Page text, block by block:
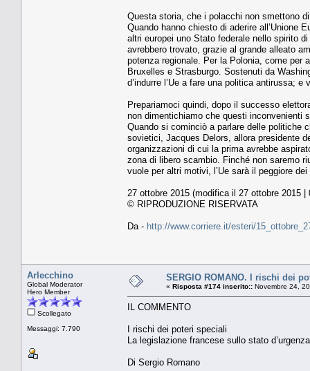
Questa storia, che i polacchi non smettono
Quando hanno chiesto di aderire all’Unione
altri europei uno Stato federale nello spirito
avrebbero trovato, grazie al grande alleato
potenza regionale. Per la Polonia, come per
Bruxelles e Strasburgo. Sostenuti da
d’indurre l’Ue a fare una politica antirussa;
Prepariamoci quindi, dopo il successo
non dimentichiamo che questi inconvenienti
Quando si cominciò a parlare delle politiche
sovietici, Jacques Delors, allora presidente
organizzazioni di cui la prima avrebbe
zona di libero scambio. Finché non saremo
vuole per altri motivi, l’Ue sarà il peggiore
27 ottobre 2015 (modifica il 27 ottobre 2015 |
© RIPRODUZIONE RISERVATA
Da - http://www.corriere.it/esteri/
Arlecchino
Global Moderator
Hero Member
Scollegato
Messaggi: 7.790
SERGIO ROMANO. I rischi dei
« Risposta #174 inserito:: Novembre 24,
IL COMMENTO
I rischi dei poteri speciali
La legislazione francese sullo stato
Di Sergio Romano